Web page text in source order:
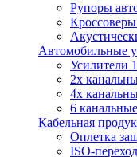
Рупоры
Кроссоверы
Автомобильные
Усилители
2х
4х
6
Кабельная
Оплетка
ISO-